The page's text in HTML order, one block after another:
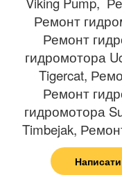
Написати
Ремонт
Ремонт
гидромотора
Tigercat,
Ремонт
гидромотора
Timbejak,
Ремонт
гидромотора